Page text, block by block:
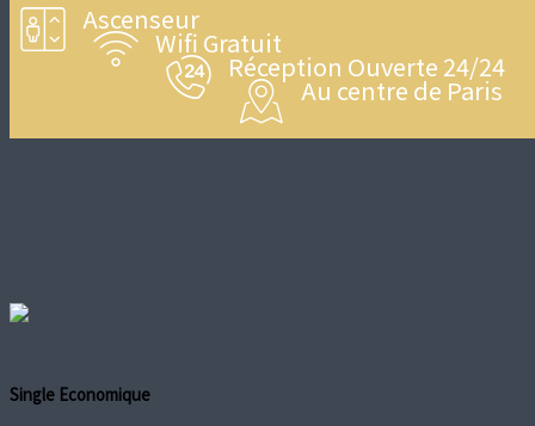
Ascenseur
Wifi Gratuit
Réception Ouverte 24/24
Au centre de Paris
Single Economique